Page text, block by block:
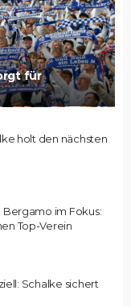
für
holt den nächsten
im Fokus:
Top-Verein
Schalke sichert